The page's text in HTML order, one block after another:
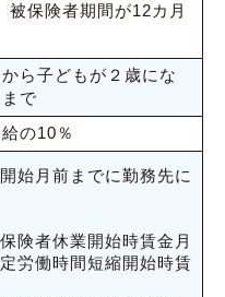
被保険者期間が12カ月
ら子どもが２歳にな
で
の10％
始月前までに勤務先に
険者休業開始時賃金月
労働時間短縮開始時賃